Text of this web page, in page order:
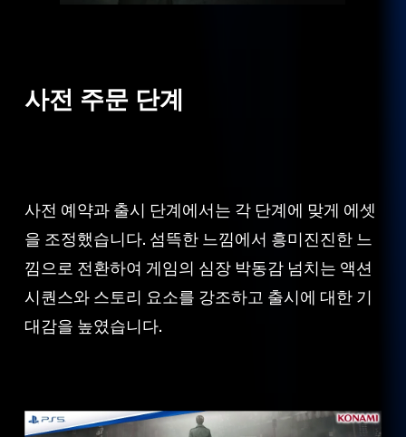
사전 주문 단계
사전 예약과 출시 단계에서는 각 단계에 맞게 에셋
을 조정했습니다. 섬뜩한 느낌에서 흥미진진한 느
낌으로 전환하여 게임의 심장 박동감 넘치는 액션
시퀀스와 스토리 요소를 강조하고 출시에 대한 기
대감을 높였습니다.